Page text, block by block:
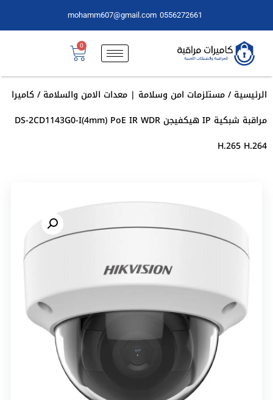
0556272661
mohamm607@gmail.com
0
الرئيسية/مستلزمات امن وسلامة | معدات الامن والسلامة/ كاميرا
مراقبة شبكية IP هيكفيجن DS-2CD1143G0-I(4mm) PoE IR WDR
H.265 H.264